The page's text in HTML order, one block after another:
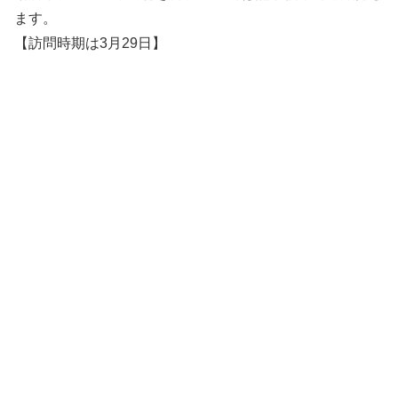
ます。
【訪問時期は3月29日】